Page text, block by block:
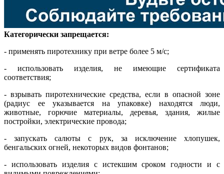
Категорически запрещается:
- применять пиротехнику при ветре более 5 м/с;
- использовать изделия, не имеющие сертификата
соответствия;
- взрывать пиротехнические средства, если в опасной зоне
(радиус ее указывается на упаковке) находятся люди,
животные, горючие материалы, деревья, здания, жилые
постройки, электрические провода;
- запускать салюты с рук, за исключение хлопушек,
бенгальских огней, некоторых видов фонтанов;
- использовать изделия с истекшим сроком годности и с